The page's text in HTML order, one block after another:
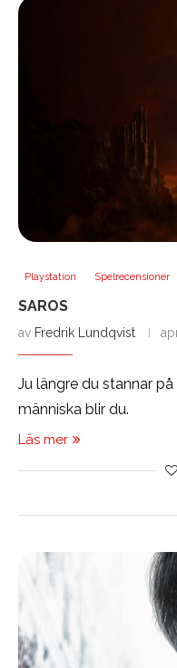
Playstation Spelrecensioner
SAROS
av Fredrik Lundqvist
Ju längre du stannar
människa blir du.
Läs mer